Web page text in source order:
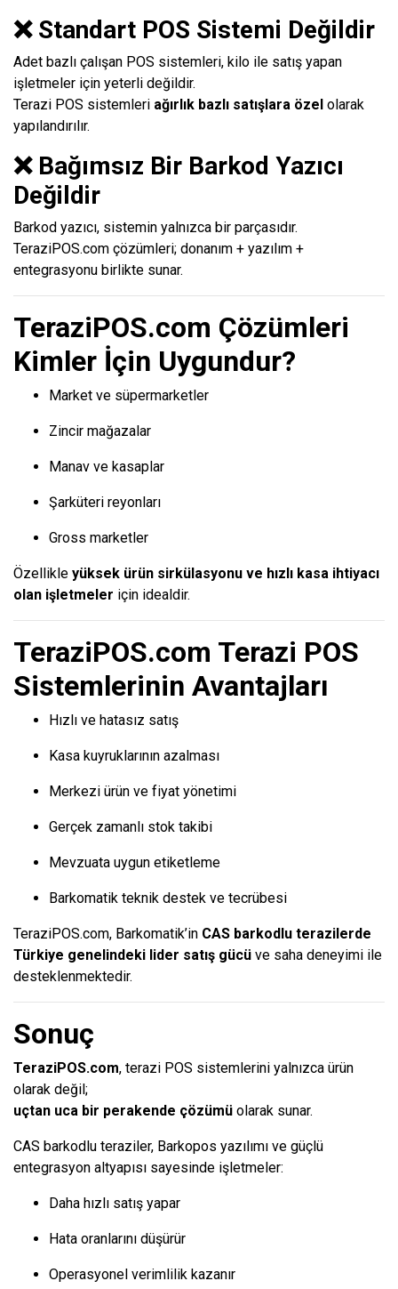
❌ Standart POS Sistemi Değildir
Adet bazlı çalışan POS sistemleri, kilo ile satış yapan
işletmeler için yeterli değildir.
Terazi POS sistemleri ağırlık bazlı satışlara özel olarak
yapılandırılır.
❌ Bağımsız Bir Barkod Yazıcı
Değildir
Barkod yazıcı, sistemin yalnızca bir parçasıdır.
TeraziPOS.com çözümleri; donanım + yazılım +
entegrasyonu birlikte sunar.
TeraziPOS.com Çözümleri
Kimler İçin Uygundur?
Market ve süpermarketler
Zincir mağazalar
Manav ve kasaplar
Şarküteri reyonları
Gross marketler
Özellikle yüksek ürün sirkülasyonu ve hızlı kasa ihtiyacı
olan işletmeler için idealdir.
TeraziPOS.com Terazi POS
Sistemlerinin Avantajları
Hızlı ve hatasız satış
Kasa kuyruklarının azalması
Merkezi ürün ve fiyat yönetimi
Gerçek zamanlı stok takibi
Mevzuata uygun etiketleme
Barkomatik teknik destek ve tecrübesi
TeraziPOS.com, Barkomatik’in CAS barkodlu terazilerde
Türkiye genelindeki lider satış gücü ve saha deneyimi ile
desteklenmektedir.
Sonuç
TeraziPOS.com, terazi POS sistemlerini yalnızca ürün
olarak değil;
uçtan uca bir perakende çözümü olarak sunar.
CAS barkodlu teraziler, Barkopos yazılımı ve güçlü
entegrasyon altyapısı sayesinde işletmeler:
Daha hızlı satış yapar
Hata oranlarını düşürür
Operasyonel verimlilik kazanır